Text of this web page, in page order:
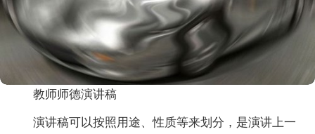
教师师德演讲稿
演讲稿可以按照用途、性质等来划分，是演讲上一